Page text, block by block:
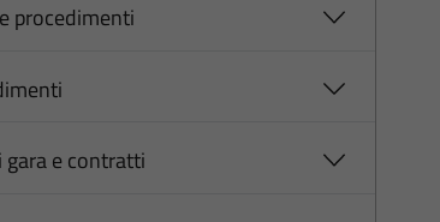
procedimenti
gara e contratti